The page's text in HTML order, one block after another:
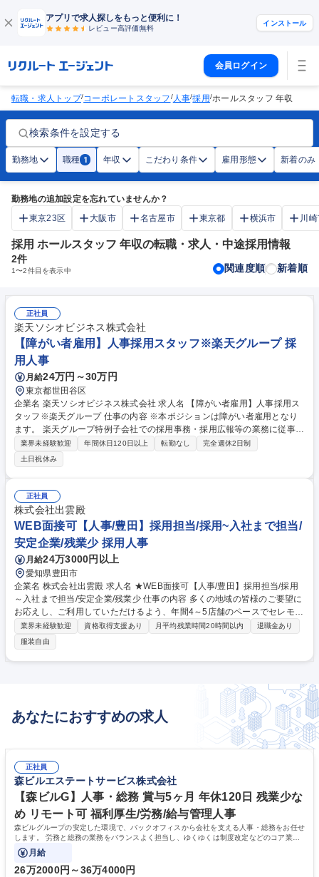
アプリで求人探しをもっと便利に！
レビュー高評価無料
インストール
会員ログイン
転職・求人トップ/コーポレートスタッフ/人事/採用/ホールスタッフ 年収
検索条件を設定する
勤務地 職種 1 年収 こだわり条件 雇用形態 新着のみ
勤務地の追加設定を忘れていませんか？
東京23区
大阪市 名古屋市 東京都 横浜市 川
採用 ホールスタッフ 年収の転職・求人・中途採用情報
2件
1〜2件目を表示中 関連度順 新着順
正社員
楽天ソシオビジネス株式会社
【障がい者雇用】人事採用スタッフ※楽天グループ 採
用人事
月給24万円～30万円
東京都世田谷区
企業名 楽天ソシオビジネス株式会社 求人名 【障がい者雇用】人事採用ス
タッフ※楽天グループ 仕事の内容 ※本ポジションは障がい者雇用となり
ます。 楽天グループ特例子会社での採用事務・採用広報等の業務に従事し
ていただきます。 【詳細】■応募者対応、エージェント・支援機関対応■
選考オペレーション全般■社内調整、求人票作成、事業部への求人ヒアリ
ング■採用イベント企画・運営（会社説明会・社内見学会・面接会）■デー
タ分析、資料作成■その他、採用に纏わる全般業務 ※仕事内容は障がいの
状況により相談に応じます。 ※変更範囲:当社業務全般 募集職種 【障がい
者雇用】人事採用スタッフ※楽天グループ
業界未経験歓迎 年間休日120日以上 転勤なし
完全週休2日制
土日祝休み
正社員
株式会社出雲殿
WEB面接可【人事/豊田】採用担当/採用~入社まで担当/
安定企業/残業少 採用人事
月給24万3000円以上
愛知県豊田市
企業名 株式会社出雲殿 求人名 ★WEB面接可【人事/豊田】採用担当/採用
～入社まで担当/安定企業/残業少 仕事の内容 多くの地域の皆様のご要望に
お応えし、ご利用していただけるよう、年間4～5店舗のペースでセレモニ
ーホールの数を増やしていく予定です。新規店舗出店に伴う、採用業務を
お任せいたします。 【具体的には】 ■採用計画の策定■学校・大学訪問 ■
会社説明会の実施■インターシップ実施 ■採用HPの企画・制作・業者対応
■採用チャネル選定・運用 ■応募者の書類選考・日程調整■面接対応 ■内定
業界未経験歓迎 資格取得支援あり 月平均残業時間20時間以内
退職金あり
服装自由
あなたにおすすめの求人
正社員
森ビルエステートサービス株式会社
【森ビルG】人事・総務 賞与5ヶ月 年休120日 残業少な
め リモート可 福利厚生/労務/給与管理人事
森ビルグループの安定した環境で、バックオフィスから会社を支える人事・総務をお任せ
します。 労務と総務の業務をバランスよく担当し、ゆくゆくは制度改定などのコア業務
にも挑戦できる、やりがいある環境です。
月給
26万2000円～36万4000円